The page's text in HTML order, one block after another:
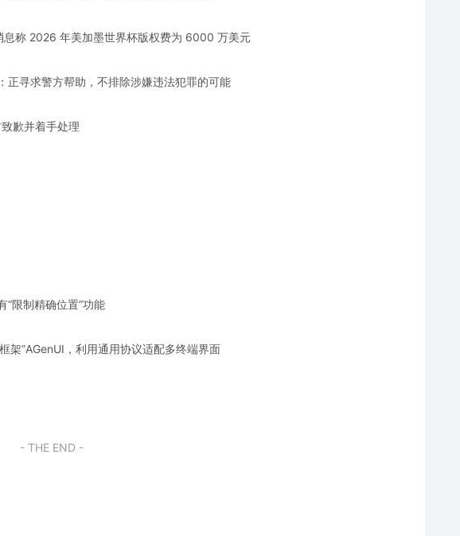
称 2026 年美加墨世界杯版权费为 6000 万美元
寻求警方帮助，不排除涉嫌违法犯罪的可能
歉并着手处理
“限制精确位置”功能
架”AGenUI，利用通用协议适配多终端界面
- THE END -